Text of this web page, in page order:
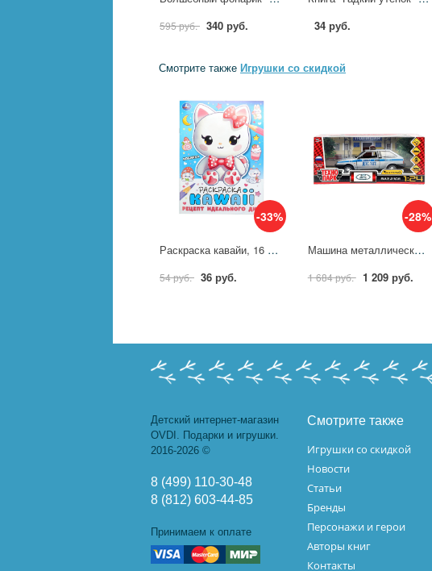
595 руб. 340 руб.
34 руб.
Смотрите также Игрушки со скидкой
-33%
Раскраска кавайи, 16 стр. "Рецепт идеального дня" УМка 978-5-506-10379-0
54 руб. 36 руб.
-28%
Машина металлическая, свет-звук, "Лада ваз 2108 Полиция" 16,7 см. Технопарк 2108-124SL-POL-GY
1 684 руб. 1 209 руб.
Детский интернет-магазин
OVDI. Подарки и игрушки.
2016-2026 ©
8 (499) 110-30-48
8 (812) 603-44-85
Принимаем к оплате
Смотрите также
Игрушки со скидкой
Новости
Статьи
Бренды
Персонажи и герои
Авторы книг
Контакты